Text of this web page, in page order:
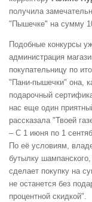
получила
"Пышечке" на сумму
Подобные конкурсы
администрация
покупательницу по
"Пани-пышечки" она,
подарочный
нас еще один
рассказала "Твоей
– С 1 июня по 1
По её условиям,
бутылку
сделает покупку на
не останется без
процентной скидкой".